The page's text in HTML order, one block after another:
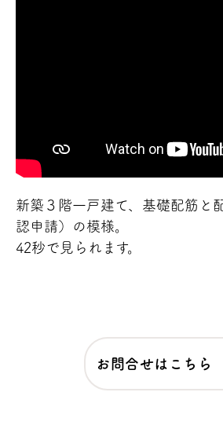
新築３階一戸建て、基礎配筋と
認申請）の模様。
42秒で見られます。
お問合せはこ